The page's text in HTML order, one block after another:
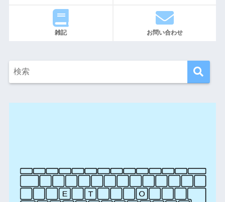
雑記 お問い合わせ